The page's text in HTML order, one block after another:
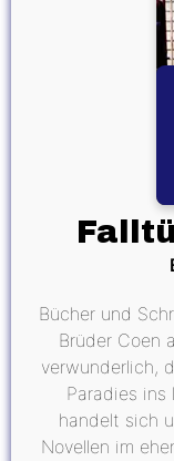
Bücher und
Brüder Coen
verwunderlich,
Paradies ins
handelt sich
Novellen im